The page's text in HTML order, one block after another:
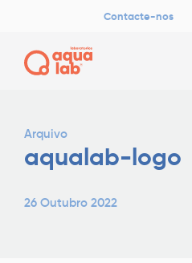
Contacte-nos
Arquivo
aqualab-logo
26 Outubro 2022